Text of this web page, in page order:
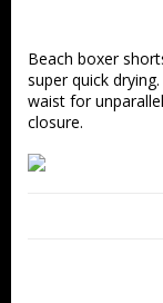
Beach boxer
super quick
waist for
closure.